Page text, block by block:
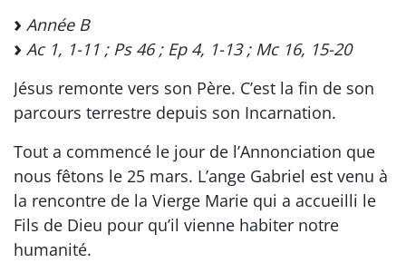
Année B
Ac 1, 1-11 ; Ps 46 ; Ep 4, 1-13 ; Mc 16, 15-20
Jésus remonte vers son Père. C’est la fin de son
parcours terrestre depuis son Incarnation.
Tout a commencé le jour de l’Annonciation que
nous fêtons le 25 mars. L’ange Gabriel est venu à
la rencontre de la Vierge Marie qui a accueilli le
Fils de Dieu pour qu’il vienne habiter notre
humanité.